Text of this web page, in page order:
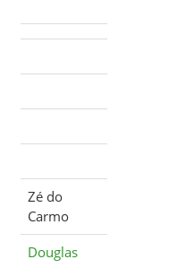
Zé do
Carmo
Douglas